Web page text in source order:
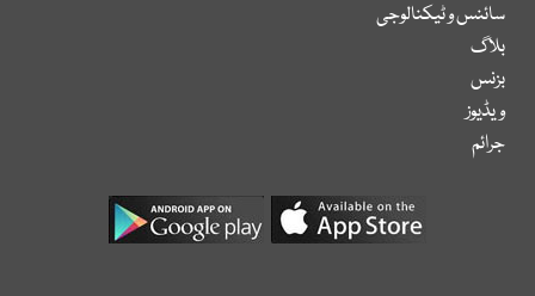
سائنس و ٹیکنالوجی
بلاگ
بزنس
ویڈیوز
جرائم